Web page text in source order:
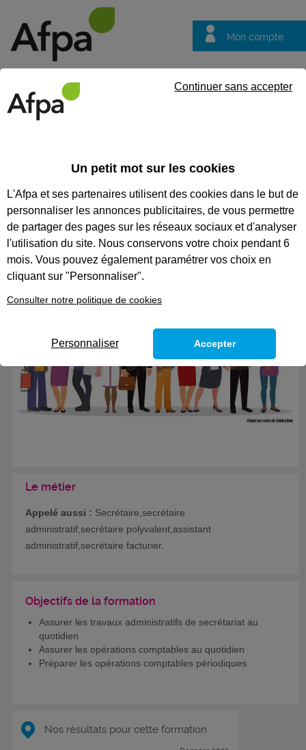
Mon compte
questions
CODES
FORMATION À DISTANCE :
SECRÉTAIRE COMPTABLE
Le métier
Appelé aussi : Secrétaire,secrétaire
administratif,secrétaire polyvalent,assistant
administratif,secrétaire facturier.
Objectifs de la formation
Assurer les travaux administratifs de secrétariat au
quotidien
Assurer les opérations comptables au quotidien
Préparer les opérations comptables périodiques
Nos résultats pour cette formation
Un petit mot sur les cookies
L'Afpa et ses partenaires utilisent des cookies dans le but de
personnaliser les annonces publicitaires, de vous permettre
de partager des pages sur les réseaux sociaux et d'analyser
l'utilisation du site. Nous conservons votre choix pendant 6
mois. Vous pouvez également paramétrer vos choix en
cliquant sur "Personnaliser".
Consulter notre politique de cookies
Continuer sans accepter
Personnaliser Accepter